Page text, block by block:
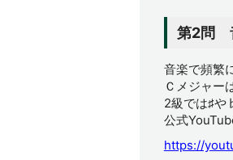
第2問
音楽で頻繁
Ｃメジャー
2級では♯や
公式
https://